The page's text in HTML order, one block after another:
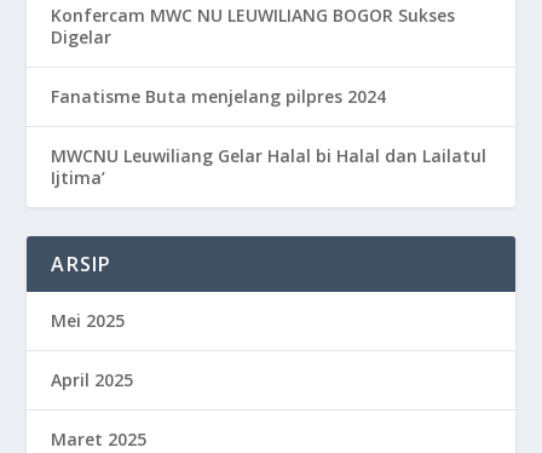
Konfercam MWC NU LEUWILIANG BOGOR Sukses
Digelar
Fanatisme Buta menjelang pilpres 2024
MWCNU Leuwiliang Gelar Halal bi Halal dan Lailatul
Ijtima’
ARSIP
Mei 2025
April 2025
Maret 2025